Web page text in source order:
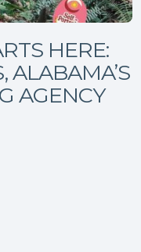
HERE:
ALABAMA’S
AGENCY